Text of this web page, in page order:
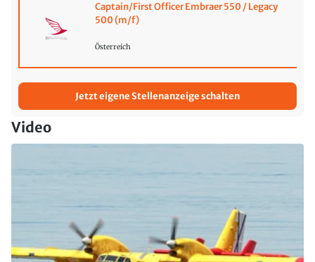
Captain/First Officer Embraer 550 / Legacy
500 (m/f)
Österreich
Jetzt eigene Stellenanzeige schalten
Video